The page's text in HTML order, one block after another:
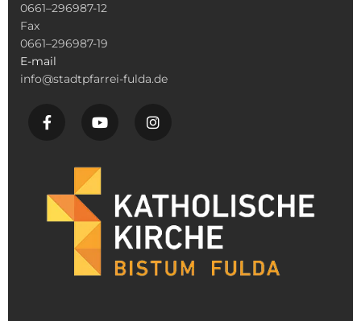
0661–296987-12
Fax
0661–296987-19
E-mail
info@stadtpfarrei-fulda.de